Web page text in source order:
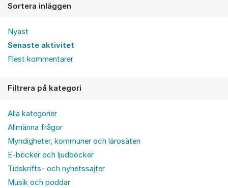
Sortera inläggen
Nyast
Senaste aktivitet
Flest kommentarer
Filtrera på kategori
Alla kategorier
Allmänna frågor
Myndigheter, kommuner och lärosäten
E-böcker och ljudböcker
Tidskrifts- och nyhetssajter
Musik och poddar